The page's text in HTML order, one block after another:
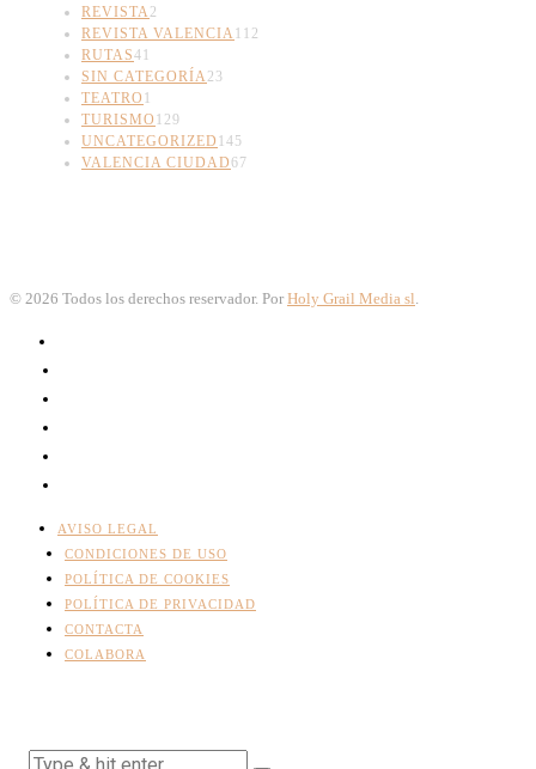
REVISTA2
REVISTA VALENCIA112
RUTAS41
SIN CATEGORÍA23
TEATRO 1
TURISMO 129
UNCATEGORIZED 145
VALENCIA CIUDAD67
© 2026 Todos los derechos reservador. Por Holy Grail Media sl
AVISO LEGAL
CONDICIONES DE USO
POLÍTICA DE COOKIES
POLÍTICA DE PRIVACIDAD
CONTACTA
COLABORA